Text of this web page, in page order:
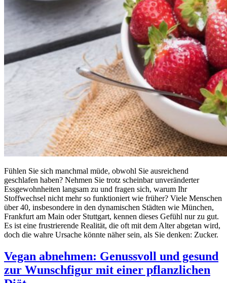
Fühlen Sie sich manchmal müde, obwohl Sie ausreichend
geschlafen haben? Nehmen Sie trotz scheinbar unveränderter
Essgewohnheiten langsam zu und fragen sich, warum Ihr
Stoffwechsel nicht mehr so funktioniert wie früher? Viele Menschen
über 40, insbesondere in den dynamischen Städten wie München,
Frankfurt am Main oder Stuttgart, kennen dieses Gefühl nur zu gut.
Es ist eine frustrierende Realität, die oft mit dem Alter abgetan wird,
doch die wahre Ursache könnte näher sein, als Sie denken: Zucker.
Vegan abnehmen: Genussvoll und gesund
zur Wunschfigur mit einer pflanzlichen